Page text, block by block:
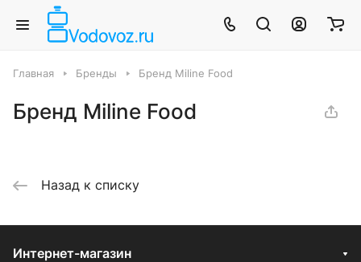
Главная Бренды Бренд Miline Food
Бренд Miline Food
Назад к списку
Интернет-магазин